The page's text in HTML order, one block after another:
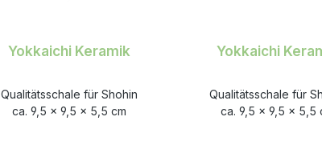
Yokkaichi Keramik
Qualitätsschale für Shohin
ca. 9,5 x 9,5 x 5,5 cm
Yokkaichi
Qualitätsschale für
ca. 9,5 x 9,5 x 5,5